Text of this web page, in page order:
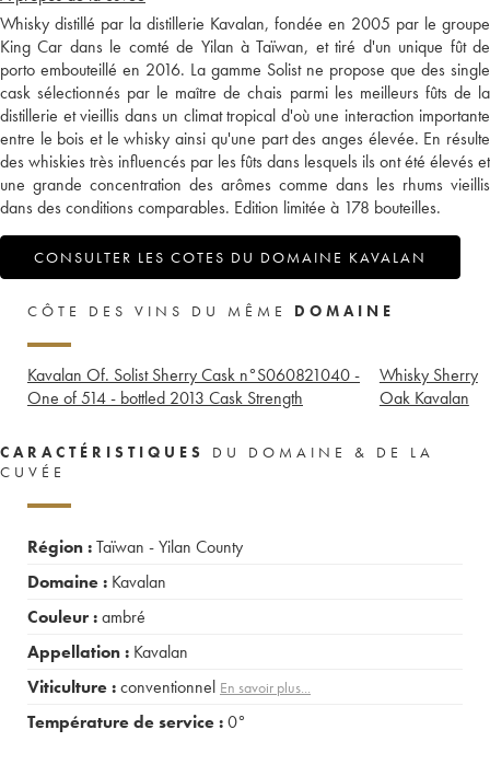
Whisky distillé par la distillerie Kavalan, fondée en 2005 par le groupe
King Car dans le comté de Yilan à Taïwan, et tiré d'un unique fût de
porto embouteillé en 2016. La gamme Solist ne propose que des single
cask sélectionnés par le maître de chais parmi les meilleurs fûts de la
distillerie et vieillis dans un climat tropical d'où une interaction importante
entre le bois et le whisky ainsi qu'une part des anges élevée. En résulte
des whiskies très influencés par les fûts dans lesquels ils ont été élevés et
une grande concentration des arômes comme dans les rhums vieillis
dans des conditions comparables. Edition limitée à 178 bouteilles.
CONSULTER LES COTES DU DOMAINE KAVALAN
CÔTE DES VINS DU MÊME DOMAINE
Kavalan Of. Solist Sherry Cask n°S060821040 -
One of 514 - bottled 2013 Cask Strength
Whisky Sherry
Oak Kavalan
CARACTÉRISTIQUES
DU DOMAINE & DE LA
CUVÉE
Région :Taïwan - Yilan County
Domaine : Kavalan
Couleur :ambré
Appellation : Kavalan
Viticulture :conventionnel En savoir plus...
Température de service :0°